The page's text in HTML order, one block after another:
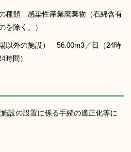
種類 感染性産業廃棄物（石綿含有
を除く。）
以外の施設） 56.00m3／日（24時
間）
設の設置に係る手続の適正化等に